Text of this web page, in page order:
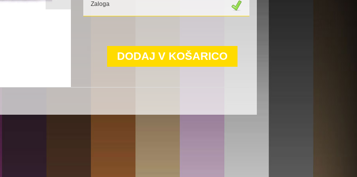
Zaloga
DODAJ V KOŠARICO